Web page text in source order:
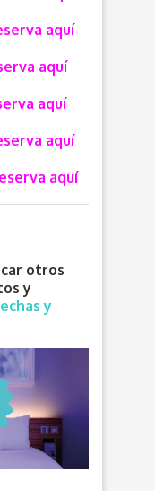
aquí
aquí
aquí
aquí
aquí
otros
y
y